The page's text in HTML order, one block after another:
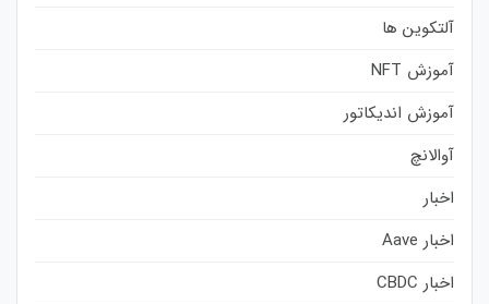
آلتکوین ها
آموزش NFT
آموزش اندیکاتور
آوالانچ
اخبار
اخبار Aave
اخبار CBDC